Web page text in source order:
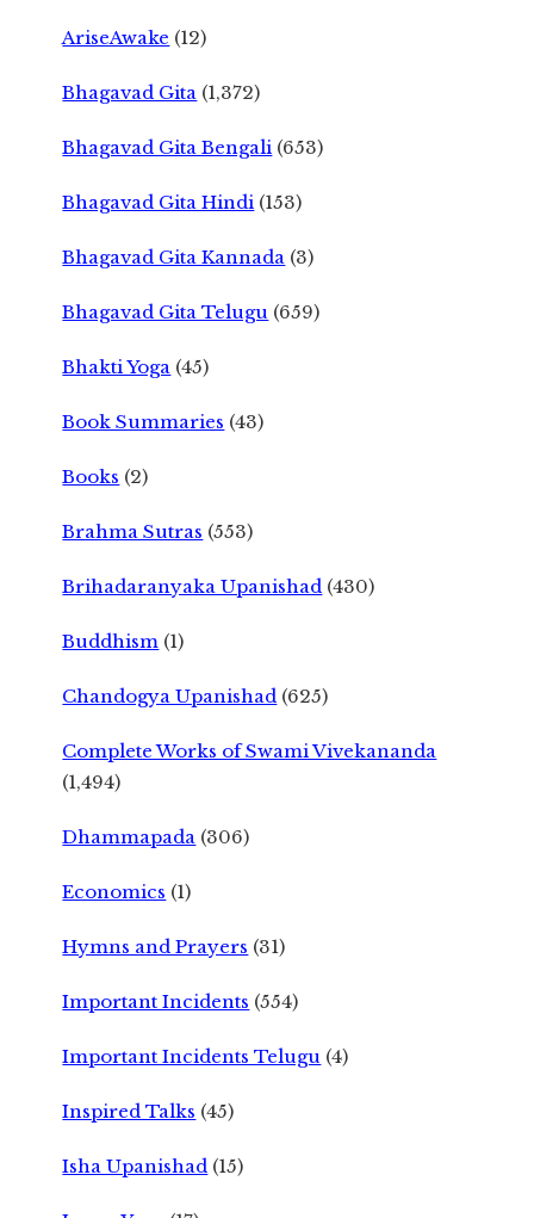
AriseAwake (12)
Bhagavad Gita (1,372)
Bhagavad Gita Bengali (653)
Bhagavad Gita Hindi (153)
Bhagavad Gita Kannada (3)
Bhagavad Gita Telugu (659)
Bhakti Yoga (45)
Book Summaries (43)
Books (2)
Brahma Sutras (553)
Brihadaranyaka Upanishad (430)
Buddhism (1)
Chandogya Upanishad (625)
Complete Works of Swami Vivekananda
(1,494)
Dhammapada (306)
Economics (1)
Hymns and Prayers (31)
Important Incidents (554)
Important Incidents Telugu (4)
Inspired Talks (45)
Isha Upanishad (15)